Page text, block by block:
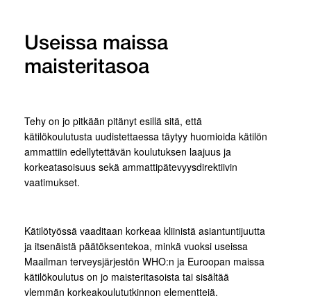
Useissa maissa
maisteritasoa
Tehy on jo pitkään pitänyt esillä sitä, että
kätilökoulutusta uudistettaessa täytyy huomioida kätilön
ammattiin edellytettävän koulutuksen laajuus ja
korkeatasoisuus sekä ammattipätevyysdirektiivin
vaatimukset.
Kätilötyössä vaaditaan korkeaa kliinistä asiantuntijuutta
ja itsenäistä päätöksentekoa, minkä vuoksi useissa
Maailman terveysjärjestön WHO:n ja Euroopan maissa
kätilökoulutus on jo maisteritasoista tai sisältää
ylemmän korkeakoulututkinnon elementtejä.